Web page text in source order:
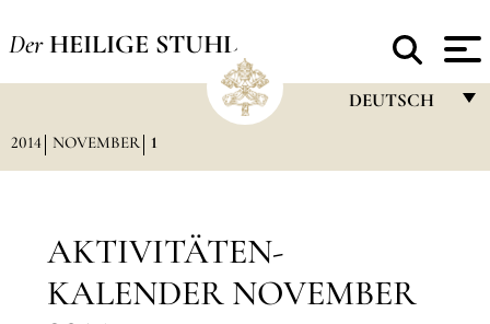
Der HEILIGE STUHL
DEUTSCH
2014 NOVEMBER 1
AKTIVITÄTEN-
KALENDER NOVEMBER